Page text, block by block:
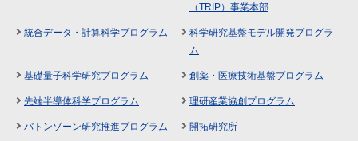
（TRIP）事業本部
統合データ・計算科学プログラム
科学研究基盤モデル開発プログラ
ム
基礎量子科学研究プログラム 創薬・医療技術基盤プログラム
先端半導体科学プログラム 理研産業協創プログラム
バトンゾーン研究推進プログラム 開拓研究所